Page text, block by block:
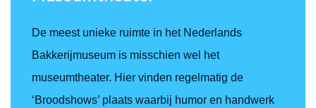
De meest unieke ruimte in het Nederlands
Bakkerijmuseum is misschien wel het
museumtheater. Hier vinden regelmatig de
‘Broodshows’ plaats waarbij humor en handwerk